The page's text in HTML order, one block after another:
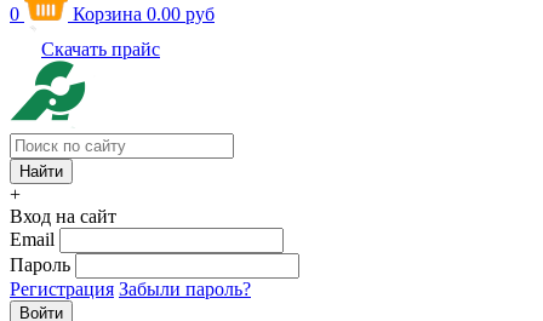
0 Корзина 0.00 руб
Скачать прайс
+
Вход на сайт
Email
Пароль
Регистрация Забыли пароль?
Войти